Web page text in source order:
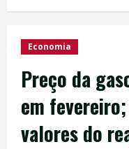
Economia
Preço da
em
valores do